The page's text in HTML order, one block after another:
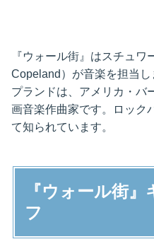
『ウォール街』はスチュ
Copeland）が音楽を担当
プランドは、アメリカ・バ
画音楽作曲家です。ロック
て知られています。
『ウォール街
フ